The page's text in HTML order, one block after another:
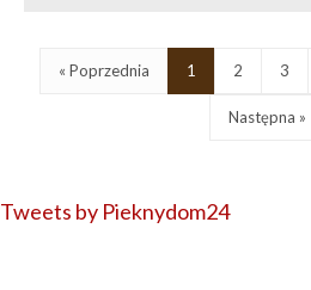
« Poprzednia 1 2 3
Następna »
Tweets by Pieknydom24